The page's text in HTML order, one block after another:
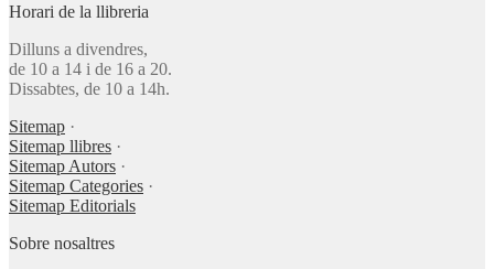
Horari de la llibreria
Dilluns a divendres,
de 10 a 14 i de 16 a 20.
Dissabtes, de 10 a 14h.
Sitemap ·
Sitemap llibres ·
Sitemap Autors ·
Sitemap Categories ·
Sitemap Editorials
Sobre nosaltres